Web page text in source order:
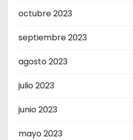
octubre 2023
septiembre 2023
agosto 2023
julio 2023
junio 2023
mayo 2023